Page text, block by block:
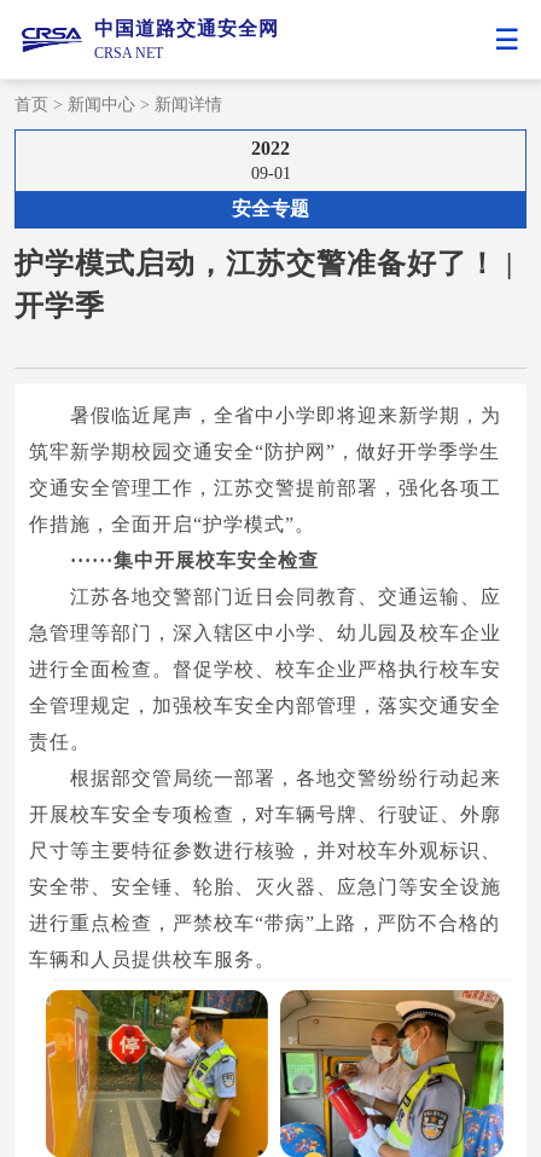
中国道路交通安全网
CRSA NET
首页 > 新闻中心 > 新闻详情
2022
09-01
安全专题
护学模式启动，江苏交警准备好了！ |
开学季
暑假临近尾声，全省中小学即将迎来新学期，为
筑牢新学期校园交通安全“防护网”，做好开学季学生
交通安全管理工作，江苏交警提前部署，强化各项工
作措施，全面开启“护学模式”。
······集中开展校车安全检查
江苏各地交警部门近日会同教育、交通运输、应
急管理等部门，深入辖区中小学、幼儿园及校车企业
进行全面检查。督促学校、校车企业严格执行校车安
全管理规定，加强校车安全内部管理，落实交通安全
责任。
根据部交管局统一部署，各地交警纷纷行动起来
开展校车安全专项检查，对车辆号牌、行驶证、外廓
尺寸等主要特征参数进行核验，并对校车外观标识、
安全带、安全锤、轮胎、灭火器、应急门等安全设施
进行重点检查，严禁校车“带病”上路，严防不合格的
车辆和人员提供校车服务。